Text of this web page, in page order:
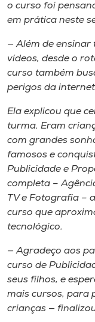
o curso foi
em prática neste
— Além de ensinar
vídeos, desde o
curso também
perigos da
Ela explicou que
turma. Eram
com grandes
famosos e
Publicidade e
completa –
TV e Fotografia –
curso que
tecnológico.
— Agradeço aos
curso de
seus filhos, e
mais cursos, para
crianças —